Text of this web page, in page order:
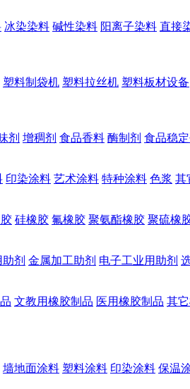
冰染染料 碱性染料 阳离子染料 直接
塑料制袋机 塑料拉丝机 塑料板材设备
剂 增稠剂 食品香料 酶制剂 食品稳定
印染涂料 艺术涂料 特种涂料 色浆 其
硅橡胶 氟橡胶 聚氨酯橡胶 聚硫橡
剂 金属加工助剂 电子工业用助剂
文教用橡胶制品 医用橡胶制品 其
墙地面涂料 塑料涂料 印染涂料 保温